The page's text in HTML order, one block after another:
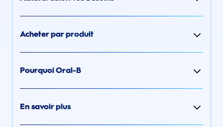
Acheter par produit
Pourquoi Oral-B
En savoir plus